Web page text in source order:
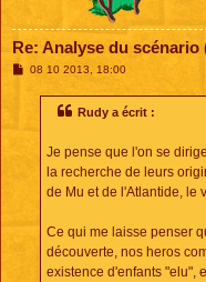
Re: Analyse du scénario
M08 10 2013, 18:00
Rudy a écrit :
Je pense que l'on se
la recherche de leurs
de Mu et de l'Atlantide, le
Ce qui me laisse penser
découverte, nos heros
existence d'enfants "elu",